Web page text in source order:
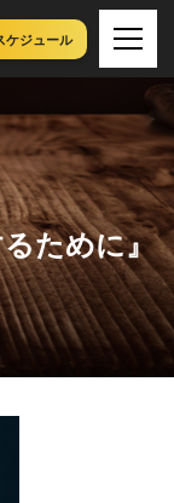
ケジュール
ために』